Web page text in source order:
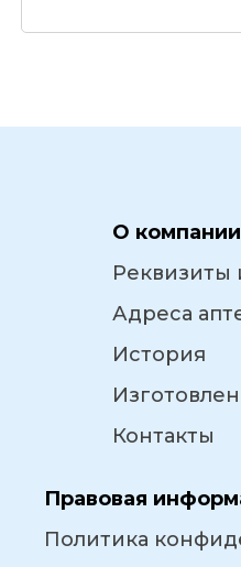
О компании
Реквизиты
Адреса
История
Контакты
Правовая
Политика